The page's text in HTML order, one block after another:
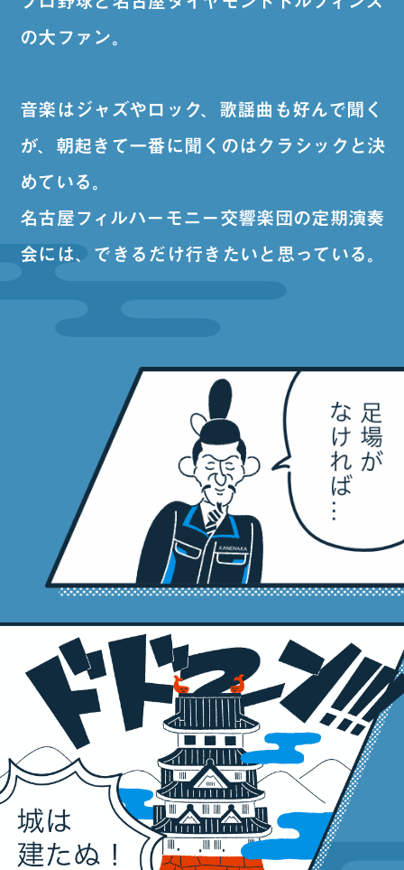
の大ファン。
音楽はジャズやロック、歌謡曲も好んで聞く
が、 朝起きて一番に聞くのはクラシックと決
めている。
名古屋フィルハーモニー交響楽団の定期演奏
会には、 できるだけ行きたいと思っている。